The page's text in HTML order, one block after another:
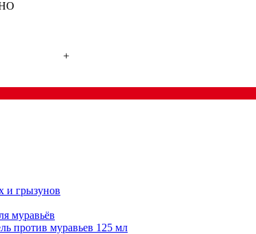
+
и грызунов
муравьёв
муравьев 125 мл